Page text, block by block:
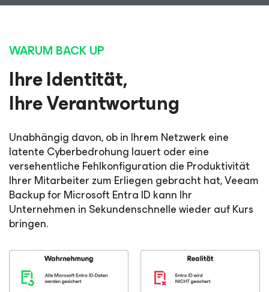
WARUM BACK UP
Ihre Identität,
Ihre Verantwortung
Unabhängig davon, ob in Ihrem Netzwerk eine
latente Cyberbedrohung lauert oder eine
versehentliche Fehlkonfiguration die Produktivität
Ihrer Mitarbeiter zum Erliegen gebracht hat, Veeam
Backupfor Microsoft Entra ID kann Ihr
Unternehmen in Sekundenschnelle wieder auf Kurs
bringen.